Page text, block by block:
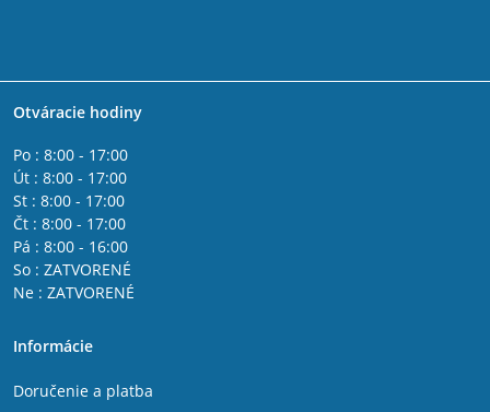
Otváracie hodiny
Po : 8:00 - 17:00
Út : 8:00 - 17:00
St : 8:00 - 17:00
Čt : 8:00 - 17:00
Pá : 8:00 - 16:00
So : ZATVORENÉ
Ne : ZATVORENÉ
Informácie
Doručenie a platba